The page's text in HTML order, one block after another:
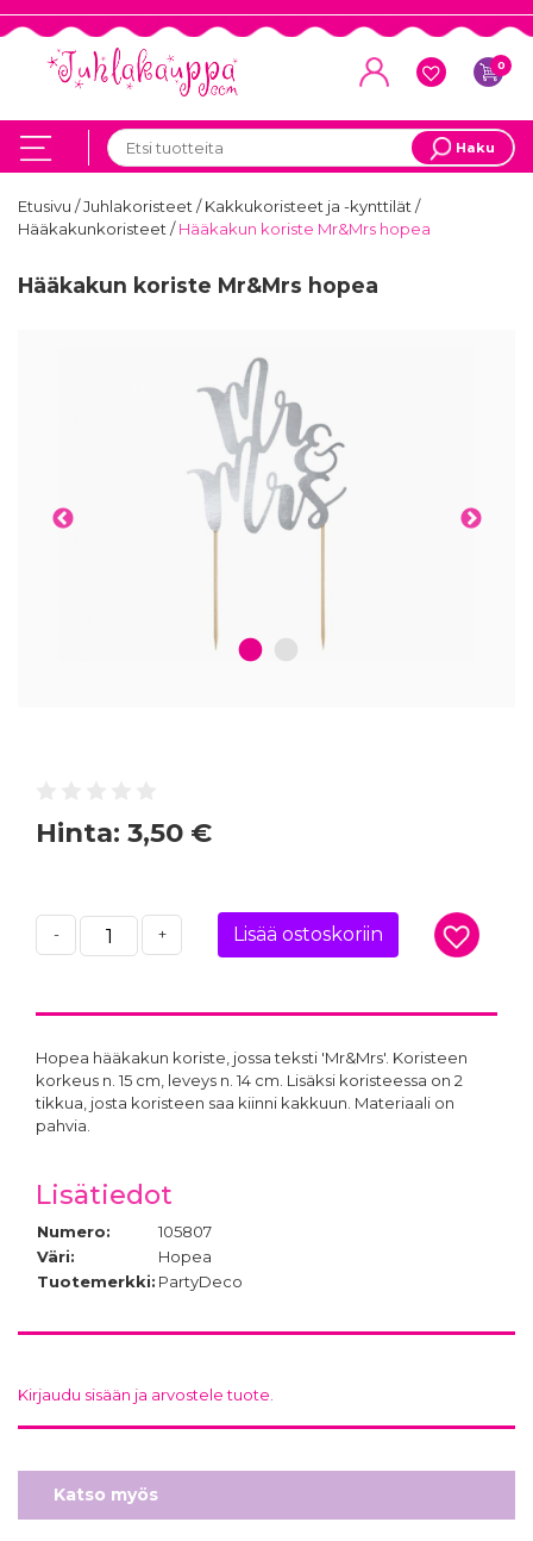
0
Haku
Etusivu /Juhlakoristeet/Kakkukoristeet ja -kynttilät/
Hääkakunkoristeet/Hääkakun koriste Mr&Mrs hopea
Hääkakun koriste Mr&Mrs hopea
1 2
Hinta: 3,50 €
- + Lisää ostoskoriin
Hopea hääkakun koriste, jossa teksti 'Mr&Mrs'. Koristeen
korkeus n. 15 cm, leveys n. 14 cm. Lisäksi koristeessa on 2
tikkua, josta koristeen saa kiinni kakkuun. Materiaali on
pahvia.
Lisätiedot
Numero:
105807
Väri:
Hopea
Tuotemerkki: PartyDeco
Kirjaudu sisään ja arvostele tuote.
Katso myös